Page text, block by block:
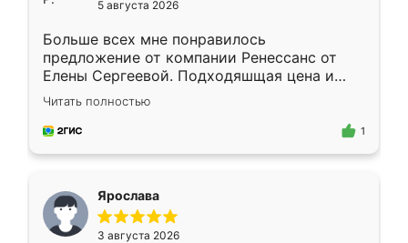
5 августа 2026
Больше всех мне понравилось
предложение от компании Ренессанс от
Елены Сергеевой. Подходяшщая цена и
короткие сроки изготовления. Приехавший
для замера сотрудник Владислав
предложил по моему эскизу самый
Читать полностью
1
Ярослава
3 августа 2026